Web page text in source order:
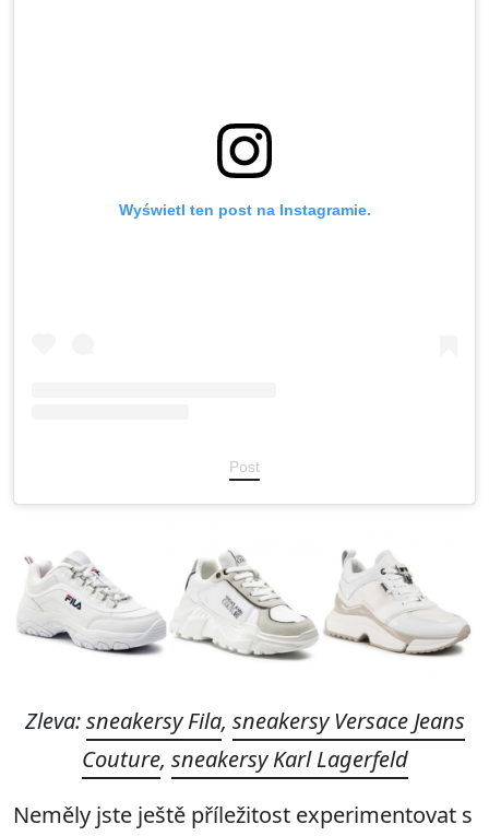
Wyświetl ten post na Instagramie.
Post
Zleva:sneakersy Fila, sneakersy Versace Jeans
Couture, sneakersy Karl Lagerfeld
Neměly jste ještě příležitost experimentovat s